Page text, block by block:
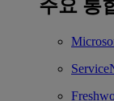
주요 통